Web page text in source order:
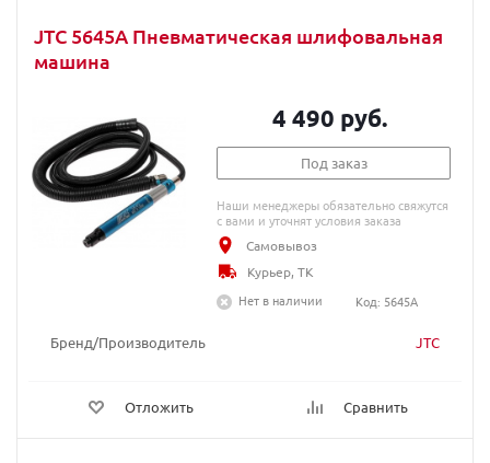
JTC 5645A Пневматическая шлифовальная
машина
Бренд/Производитель JTC
Отложить Сравнить
4 490 руб.
Под заказ
Наши менеджеры обязательно свяжутся
с вами и уточнят условия заказа
Самовывоз
Курьер, ТК
Нет в наличии
Код: 5645A